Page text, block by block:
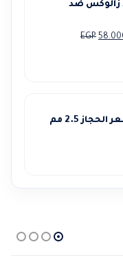
زالوكس ضد
EGP
السعرالسعر
2.5 مم